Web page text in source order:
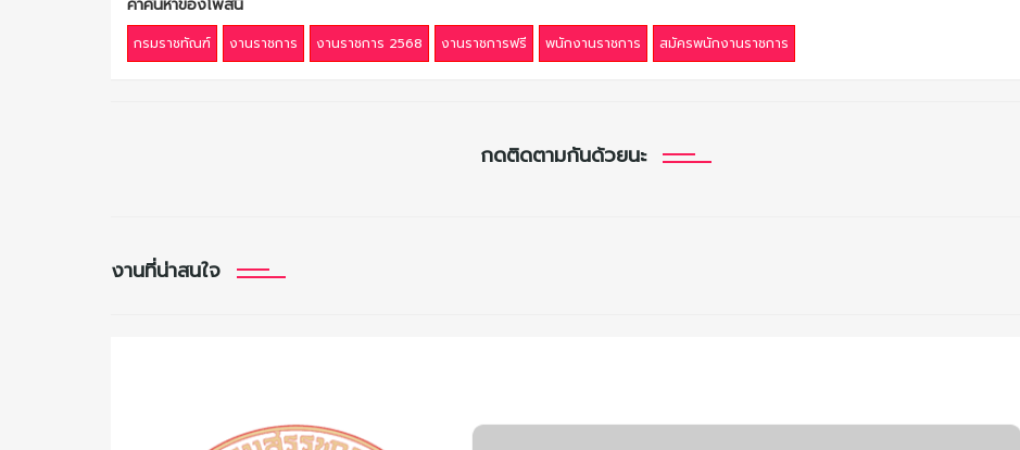
คำค้นหาของโพสนี้
กรมราชทัณฑ์ งานราชการ งานราชการ 2568 งานราชการฟรี พนักงานราชการ สมัครพนักงานราชการ
กดติดตามกันด้วยนะ
งานที่น่าสนใจ